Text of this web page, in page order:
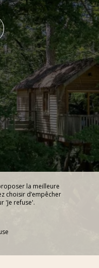
la meilleure
choisir d’empêcher
'Je refuse'.